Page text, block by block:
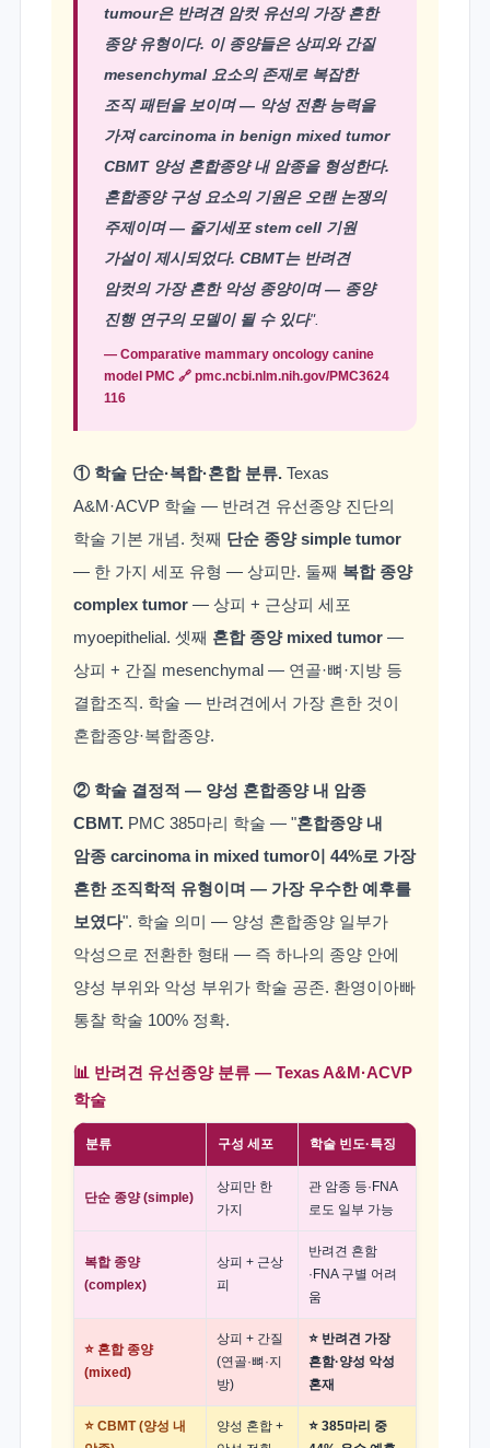
tumour은 반려견 암컷 유선의 가장 흔한
종양 유형이다. 이 종양들은 상피와 간질
mesenchymal 요소의 존재로 복잡한
조직 패턴을 보이며 — 악성 전환 능력을
가져 carcinoma in benign mixed tumor
CBMT 양성 혼합종양 내 암종을 형성한다.
혼합종양 구성 요소의 기원은 오랜 논쟁의
주제이며 — 줄기세포 stem cell 기원
가설이 제시되었다. CBMT는 반려견
암컷의 가장 흔한 악성 종양이며 — 종양
진행 연구의 모델이 될 수 있다".
— Comparative mammary oncology canine
model PMC 🔗 pmc.ncbi.nlm.nih.gov/PMC3624
116
① 학술 단순·복합·혼합 분류.Texas
A&M·ACVP 학술 — 반려견 유선종양 진단의
학술 기본 개념. 첫째 단순 종양 simple tumor
— 한 가지 세포 유형 — 상피만. 둘째 복합 종양
complex tumor— 상피 + 근상피 세포
myoepithelial. 셋째 혼합 종양 mixed tumor—
상피 + 간질 mesenchymal — 연골·뼈·지방 등
결합조직. 학술 — 반려견에서 가장 흔한 것이
혼합종양·복합종양.
② 학술 결정적 — 양성 혼합종양 내 암종
CBMT.PMC 385마리 학술 — "혼합종양 내
암종 carcinoma in mixed tumor이 44%로 가장
흔한 조직학적 유형이며 — 가장 우수한 예후를
보였다". 학술 의미 — 양성 혼합종양 일부가
악성으로 전환한 형태 — 즉 하나의 종양 안에
양성 부위와 악성 부위가 학술 공존. 환영이아빠
통찰 학술 100% 정확.
📊 반려견 유선종양 분류 — Texas A&M·ACVP
학술
분류 구성 세포 학술 빈도·특징
단순 종양 (simple)
상피만 한
가지
관 암종 등·FNA
로도 일부 가능
복합 종양
(complex)
상피 + 근상
피
반려견 흔함
·FNA 구별 어려
움
⭐ 혼합 종양
(mixed)
상피 + 간질
(연골·뼈·지
방)
⭐ 반려견 가장
흔함·양성 악성
혼재
⭐ CBMT (양성 내
양성 혼합 +
⭐ 385마리 중